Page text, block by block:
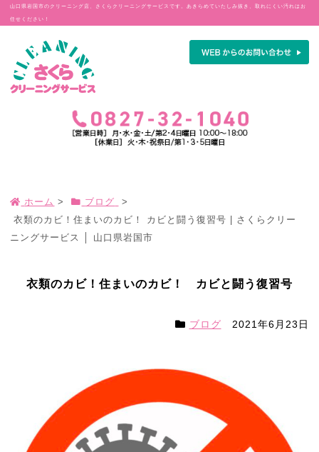
山口県岩国市のクリーニング店、さくらクリーニングサービスです。あきらめていたしみ抜き、取れにくい汚れはお
任せください！
ホーム > ブログ
>
衣類のカビ！住まいのカビ！ カビと闘う復習号 | さくらクリー
ニングサービス │ 山口県岩国市
衣類のカビ！住まいのカビ！ カビと闘う復習号
2021年6月23日
ブログ